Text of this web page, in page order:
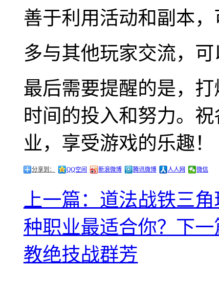
善于利用活动和副本
多与其他玩家交流，
最后需要提醒的是，
时间的投入和努力。
业，享受游戏的乐趣！
分享到： QQ空间 新浪微博 腾讯微博 人人网 微信
上一篇：道法战铁三
种职业最适合你？ 下
教绝技战群芳